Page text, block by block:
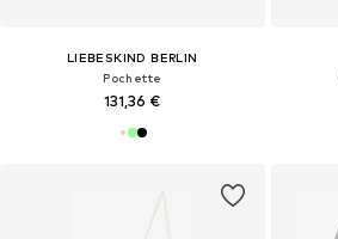
LIEBESKIND BERLIN
Pochette
131,36 €